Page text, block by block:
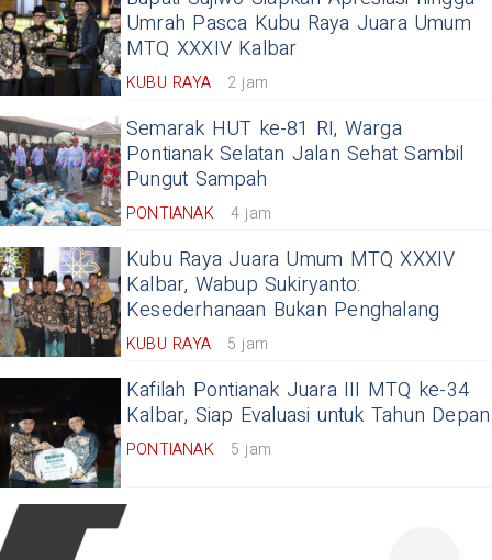
Umrah Pasca Kubu Raya Juara Umum
MTQ XXXIV Kalbar
KUBU RAYA 2 jam
Semarak HUT ke-81 RI, Warga
Pontianak Selatan Jalan Sehat Sambil
Pungut Sampah
PONTIANAK 4 jam
Kubu Raya Juara Umum MTQ XXXIV
Kalbar, Wabup Sukiryanto:
Kesederhanaan Bukan Penghalang
KUBU RAYA 5 jam
Kafilah Pontianak Juara III MTQ ke-34
Kalbar, Siap Evaluasi untuk Tahun Depan
PONTIANAK 5 jam